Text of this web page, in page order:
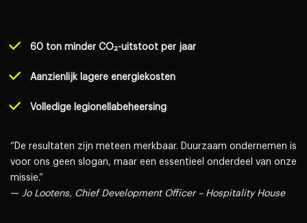
60 ton minder CO₂-uitstoot per jaar
Aanzienlijk lagere energiekosten
Volledige legionellabeheersing
“De resultaten zijn meteen merkbaar. Duurzaam ondernemen is
voor ons geen slogan, maar een essentieel onderdeel van onze
missie.”
— Jo Lootens, Chief Development Officer – Hospitality House